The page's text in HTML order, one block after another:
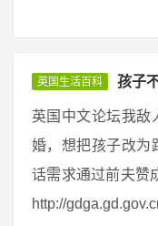
英国生活百科 孩子
英国中文论坛我敌
婚，想把孩子改为
话需求通过前夫赞
http://